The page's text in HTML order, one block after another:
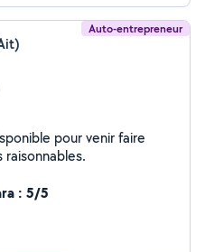
Auto-entrepreneur
pour venir faire
: 5/5